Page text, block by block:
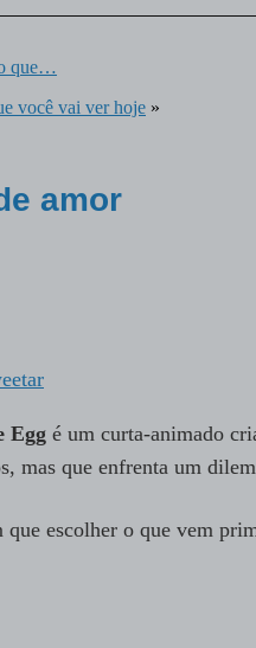
que…
você vai ver hoje »
amor
Egg é um curta-animado
mas que enfrenta um
que escolher o que vem